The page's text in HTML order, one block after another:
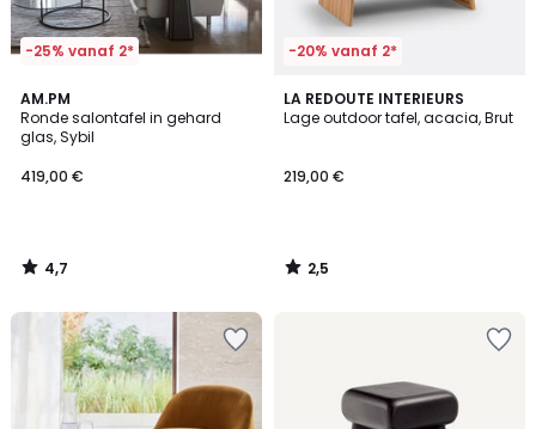
-25% vanaf 2*
AM.PM
Ronde salontafel in gehard
glas, Sybil
419,00 €
4,7
/ 5
4,7
/
-20% vanaf 2*
LA REDOUTE INTERIEURS
Lage outdoor tafel, acacia, Brut
219,00 €
2,5
/ 5
2,5
/